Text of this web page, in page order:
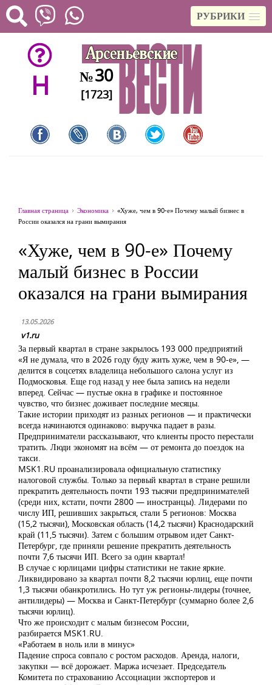
РУБРИКИ
H №30
[1723]
Главная страница Экономика
«Хуже, чем в 90-е» Почему малый бизнес в
России оказался на грани вымирания
«Хуже, чем в 90-е» Почему
малый бизнес в России
оказался на грани вымирания
13.05.2026
v1.ru
За первый квартал в стране закрылось 193 000 предприятий
«Я не думала, что в 2026 году буду жить хуже, чем в 90-е», —
делится в соцсетях владелица небольшого салона услуг из
Подмосковья. Еще год назад у нее была запись на недели
вперед. Сейчас — пустые окна в графике и постоянное
чувство, что бизнес доживает последние месяцы.
Такие истории приходят из разных регионов — и практически
всегда начинаются одинаково: выручка падает в разы.
Предприниматели рассказывают, что клиенты просто перестали
тратить. Люди экономят на всём — от ремонта до поездок на
такси.
MSK1.RU проанализировала официальную статистику
налоговой службы. Только за первый квартал в стране решили
прекратить деятельность почти 193 тысячи предпринимателей
(среди них, кстати, почти 2800 — иностранцы). Лидерами по
числу ИП, решивших закрыться, стали 5 регионов: Москва
(15,2 тысячи), Московская область (14,2 тысячи) Краснодарский
край (11,5 тысячи). Затем с большим отрывом идет Санкт-
Петербург, где приняли решение прекратить деятельность
почти 7,6 тысячи ИП. Всего за один квартал!
В случае с юрлицами цифры статистики не такие яркие.
Ликвидировано за квартал почти 8,2 тысячи юрлиц, еще почти
1,3 тысячи обанкротились. Но тут уж регионы-лидеры (точнее,
антилидеры) — Москва и Санкт-Петербург (суммарно более 2,6
тысячи юрлиц).
Что же происходит с малым бизнесом России,
разбирается MSK1.RU.
«Работаем в ноль или в минус»
Падение спроса совпало с ростом расходов. Аренда, налоги,
закупки — всё дорожает. Маржа исчезает. Председатель
Комитета по страхованию Ассоциации экспортеров и